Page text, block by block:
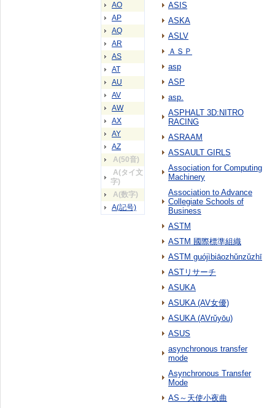
AO
AP
AQ
AR
AS
AT
AU
AV
AW
AX
AY
AZ
A(50音)
A(タイ文
字)
A(数字)
A(記号)
ASIS
ASKA
ASLV
ＡＳＰ
asp
ASP
asp.
ASPHALT 3D:NITRO
RACING
ASRAAM
ASSAULT GIRLS
Association for Computing
Machinery
Association to Advance
Collegiate Schools of
Business
ASTM
ASTM 國際標準組織
ASTM guójìbiāozhǔnzǔzhī
ASTリサーチ
ASUKA
ASUKA (AV女優)
ASUKA (AVrǔyōu)
ASUS
asynchronous transfer
mode
Asynchronous Transfer
Mode
AS～天使小夜曲